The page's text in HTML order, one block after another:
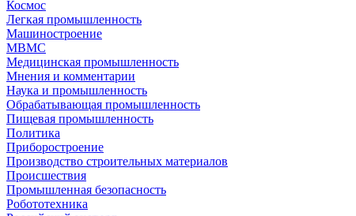
Космос
Легкая промышленность
Машиностроение
МВМС
Медицинская промышленность
Мнения и комментарии
Наука и промышленность
Обрабатывающая промышленность
Пищевая промышленность
Политика
Приборостроение
Производство строительных материалов
Происшествия
Промышленная безопасность
Робототехника